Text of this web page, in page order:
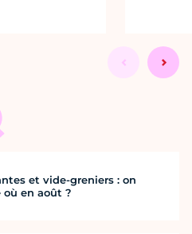
et vide-greniers : on
où en août ?